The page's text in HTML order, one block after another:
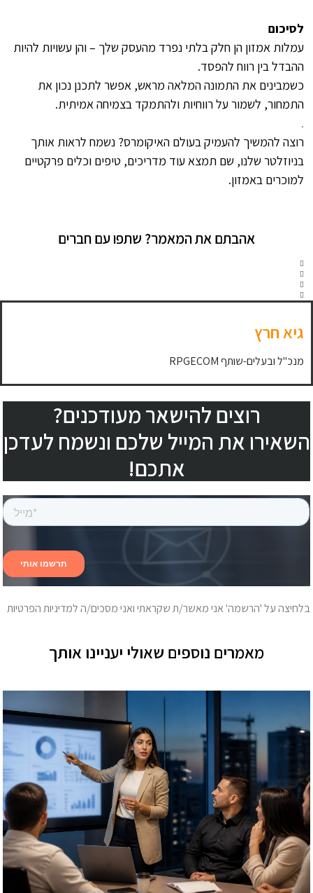
לסיכום
עמלות אמזון הן חלק בלתי נפרד מהעסק שלך – והן עשויות להיות
ההבדל בין רווח להפסד.
כשמבינים את התמונה המלאה מראש, אפשר לתכנן נכון את
התמחור, לשמור על רווחיות ולהתמקד בצמיחה אמיתית.
.
רוצה להמשיך להעמיק בעולם האיקומרס? נשמח לראות אותך
בניוזלטר שלנו, שם תמצא עוד מדריכים, טיפים וכלים פרקטיים
למוכרים באמזון.
אהבתם את המאמר? שתפו עם חברים
גיא חרץ
מנכ"ל ובעלים-שותף RPGECOM
רוצים להישאר מעודכנים?
השאירו את המייל שלכם ונשמח לעדכן
אתכם!
בלחיצה על 'הרשמה' אני מאשר/ת שקראתי ואני מסכים/ה למדיניות הפרטיות
מאמרים נוספים שאולי יעניינו אותך